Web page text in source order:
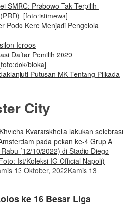
SMRC: Prabowo Tak Terpilih
Podo Kere Menjadi Pengelola
Daftar Pemilih 2029
Putusan MK Tentang Pilkada
City
13 Oktober, 2022Kamis 13
ke 16 Besar Liga